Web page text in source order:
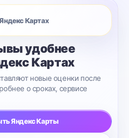
Картах
удобнее
Картах
новые оценки после
о сроках, сервисе
Яндекс Карты